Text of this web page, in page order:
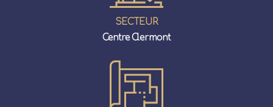
SECTEUR
Centre Clermont